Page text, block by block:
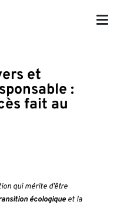
et
:
fait au
qui mérite d’être
écologiqueet la